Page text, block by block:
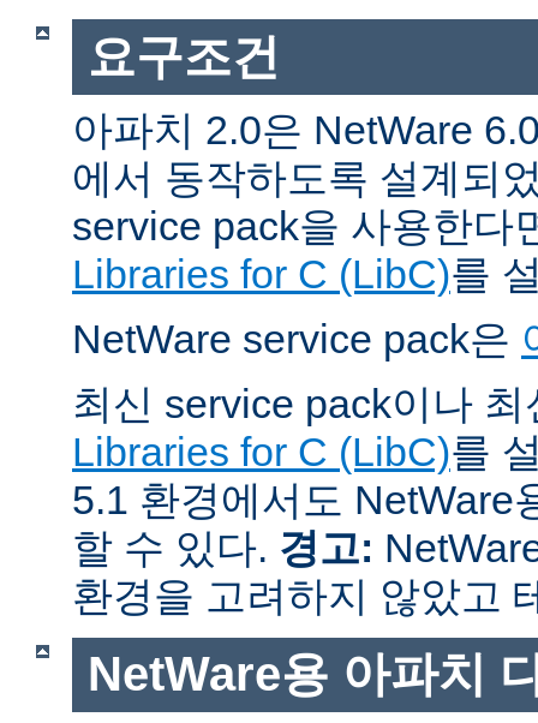
요구조건
아파치 2.0은 NetWare
에서 동작하도록 설계되
service pack을 사용한다
Libraries for C (LibC)를
NetWare service pack은
최신 service pack이나
Libraries for C (LibC)를
5.1 환경에서도 NetWare
할 수 있다. 경고:
환경을 고려하지 않았고
NetWare용 아파치